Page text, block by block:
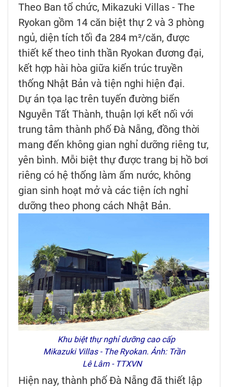
Theo Ban tổ chức, Mikazuki Villas - The
Ryokan gồm 14 căn biệt thự 2 và 3 phòng
ngủ, diện tích tối đa 284 m²/căn, được
thiết kế theo tinh thần Ryokan đương đại,
kết hợp hài hòa giữa kiến trúc truyền
thống Nhật Bản và tiện nghi hiện đại.
Dự án tọa lạc trên tuyến đường biển
Nguyễn Tất Thành, thuận lợi kết nối với
trung tâm thành phố Đà Nẵng, đồng thời
mang đến không gian nghỉ dưỡng riêng tư,
yên bình. Mỗi biệt thự được trang bị hồ bơi
riêng có hệ thống làm ấm nước, không
gian sinh hoạt mở và các tiện ích nghỉ
dưỡng theo phong cách Nhật Bản.
Khu biệt thự nghỉ dưỡng cao cấp
Mikazuki Villas - The Ryokan. Ảnh: Trần
Lê Lâm - TTXVN
Hiện nay, thành phố Đà Nẵng đã thiết lập